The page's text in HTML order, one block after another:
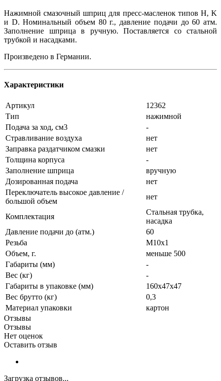
Нажимной смазочный шприц для пресс-масленок типов H, K
и D. Номинальный объем 80 г., давление подачи до 60 атм.
Заполнение шприца в ручную. Поставляется со стальной
трубкой и насадками.
Произведено в Германии.
Характеристики
Артикул
12362
Тип
нажимной
Подача за ход, см3
-
Стравливание воздуха
нет
Заправка раздатчиком смазки
нет
Толщина корпуса
-
Заполнение шприца
вручную
Дозированная подача
нет
Переключатель высокое давление /
большой объем
нет
Комплектация
Стальная трубка,
насадка
Давление подачи до (атм.)
60
Резьба
М10х1
Объем, г.
меньше 500
Габариты (мм)
-
Вес (кг)
-
Габариты в упаковке (мм)
160х47х47
Вес брутто (кг)
0,3
Материал упаковки
картон
Отзывы
Отзывы
Нет оценок
Оставить отзыв
Загрузка отзывов...